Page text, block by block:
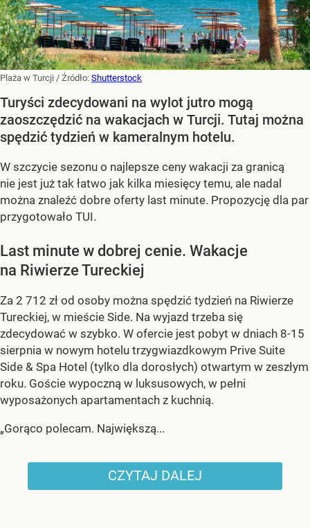
Plaża w Turcji / Źródło: Shutterstock
Turyści zdecydowani na wylot jutro mogą
zaoszczędzić na wakacjach w Turcji. Tutaj można
spędzić tydzień w kameralnym hotelu.
W szczycie sezonu o najlepsze ceny wakacji za granicą
nie jest już tak łatwo jak kilka miesięcy temu, ale nadal
można znaleźć dobre oferty last minute. Propozycję dla par
przygotowało TUI.
Last minute w dobrej cenie. Wakacje
na Riwierze Tureckiej
Za 2 712 zł od osoby można spędzić tydzień na Riwierze
Tureckiej, w mieście Side. Na wyjazd trzeba się
zdecydować w szybko. W ofercie jest pobyt w dniach 8-15
sierpnia w nowym hotelu trzygwiazdkowym Prive Suite
Side & Spa Hotel (tylko dla dorosłych) otwartym w zeszłym
roku. Goście wypoczną w luksusowych, w pełni
wyposażonych apartamentach z kuchnią.
„Gorąco polecam. Największą...
CZYTAJ DALEJ